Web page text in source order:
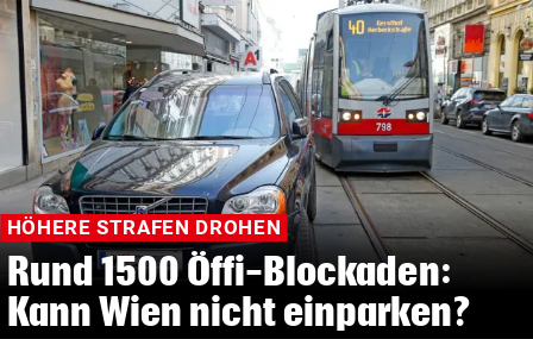
HÖHERE STRAFEN DROHEN
Rund 1500 Öffi-Blockaden:
Kann Wien nicht einparken?